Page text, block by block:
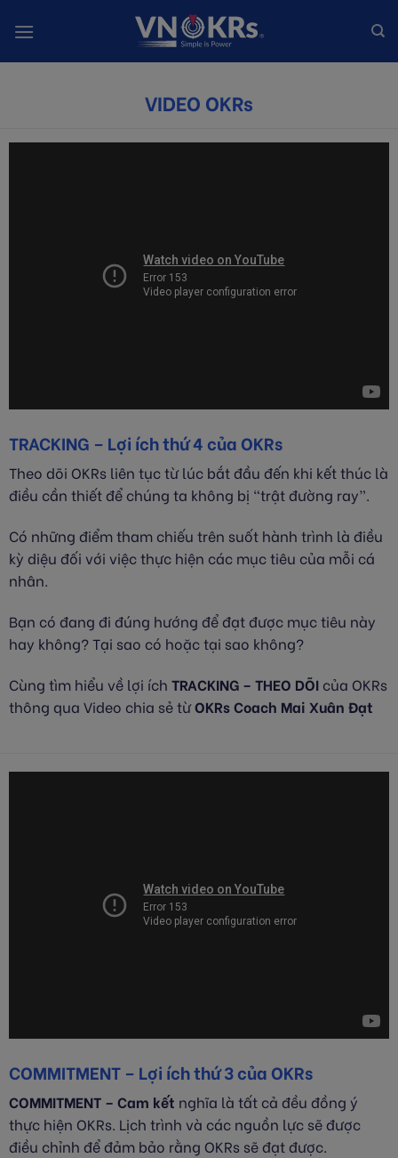
VIDEO OKRs
TRACKING – Lợi ích thứ 4 của OKRs
Theo dõi OKRs liên tục từ lúc bắt đầu đến khi kết thúc là
điều cần thiết để chúng ta không bị “trật đường ray”.
Có những điểm tham chiếu trên suốt hành trình là điều
kỳ diệu đối với việc thực hiện các mục tiêu của mỗi cá
nhân.
Bạn có đang đi đúng hướng để đạt được mục tiêu này
hay không? Tại sao có hoặc tại sao không?
Cùng tìm hiểu về lợi ích TRACKING – THEO DÕIcủa OKRs
thông qua Video chia sẻ từOKRs Coach Mai Xuân Đạt
COMMITMENT – Lợi ích thứ 3 của OKRs
COMMITMENT – Cam kết nghĩa là tất cả đều đồng ý
thực hiện OKRs. Lịch trình và các nguồn lực sẽ được
điều chỉnh để đảm bảo rằng OKRs sẽ đạt được.